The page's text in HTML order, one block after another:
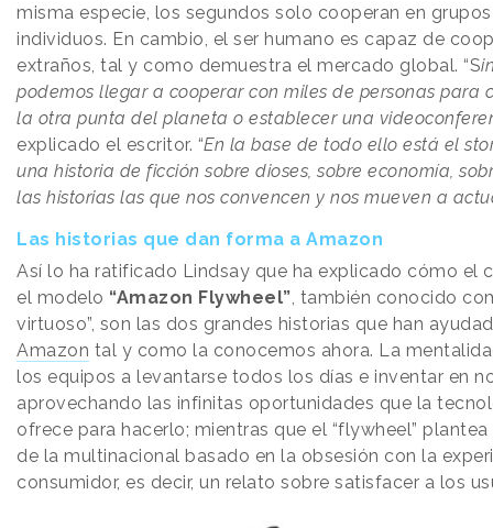
misma especie, los segundos solo cooperan en
individuos. En cambio, el ser humano es capaz de
extraños, tal y como demuestra el mercado global. “S
podemos llegar a cooperar con miles de personas para
la otra punta del planeta o establecer una
explicado el escritor. “En la base de todo ello está el
una historia de ficción sobre dioses, sobre economía,
las historias las que nos convencen y nos mueven a
Las historias que dan forma a Amazon
Así lo ha ratificado Lindsay que ha explicado cómo el
el modelo “Amazon Flywheel”, también conocido
virtuoso”, son las dos grandes historias que han
Amazon tal y como la conocemos ahora. La
los equipos a levantarse todos los días e inventar en
aprovechando las infinitas oportunidades que la
ofrece para hacerlo; mientras que el “flywheel”
de la multinacional basado en la obsesión con la
consumidor, es decir, un relato sobre satisfacer a los